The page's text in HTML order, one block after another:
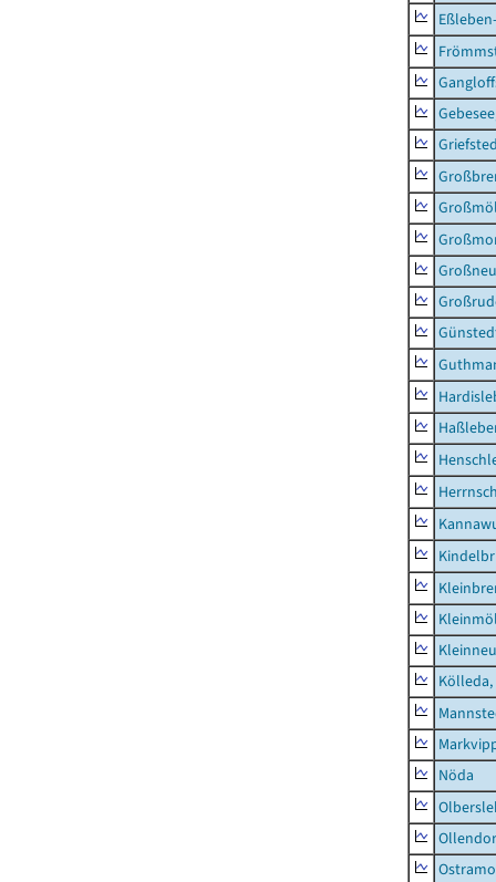
Nöda